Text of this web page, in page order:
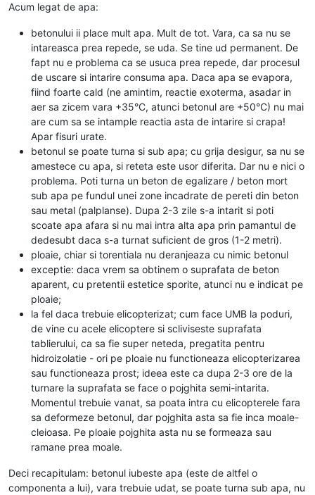
Acum legat de apa:
betonului ii place mult apa. Mult de tot. Vara, ca sa nu se
intareasca prea repede, se uda. Se tine ud permanent. De
fapt nu e problema ca se usuca prea repede, dar procesul
de uscare si intarire consuma apa. Daca apa se evapora,
fiind foarte cald (ne amintim, reactie exoterma, asadar in
aer sa zicem vara +35°C, atunci betonul are +50°C) nu mai
are cum sa se intample reactia asta de intarire si crapa!
Apar fisuri urate.
betonul se poate turna si sub apa; cu grija desigur, sa nu se
amestece cu apa, si reteta este usor diferita. Dar nu e nici o
problema. Poti turna un beton de egalizare / beton mort
sub apa pe fundul unei zone incadrate de pereti din beton
sau metal (palplanse). Dupa 2-3 zile s-a intarit si poti
scoate apa afara si nu mai intra alta apa prin pamantul de
dedesubt daca s-a turnat suficient de gros (1-2 metri).
ploaie, chiar si torentiala nu deranjeaza cu nimic betonul
exceptie: daca vrem sa obtinem o suprafata de beton
aparent, cu pretentii estetice sporite, atunci nu e indicat pe
ploaie;
la fel daca trebuie elicopterizat; cum face UMB la poduri,
de vine cu acele elicoptere si scliviseste suprafata
tablierului, ca sa fie super neteda, pregatita pentru
hidroizolatie - ori pe ploaie nu functioneaza elicopterizarea
sau functioneaza prost; ideea este ca dupa 2-3 ore de la
turnare la suprafata se face o pojghita semi-intarita.
Momentul trebuie vanat, sa poata intra cu elicopterele fara
sa deformeze betonul, dar pojghita asta sa fie inca moale-
cleioasa. Pe ploaie pojghita asta nu se formeaza sau
ramane prea moale.
Deci recapitulam: betonul iubeste apa (este de altfel o
componenta a lui), vara trebuie udat, se poate turna sub apa, nu